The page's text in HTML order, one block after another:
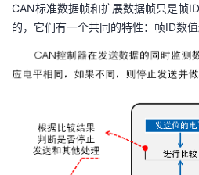
CAN标准数据帧和扩展数据帧只是帧
的，它们有一个共同的特性：帧ID数值